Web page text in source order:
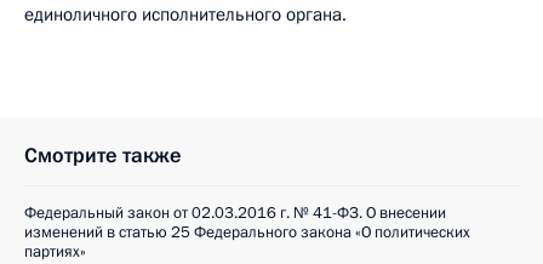
единоличного исполнительного органа.
Смотрите также
Федеральный закон от 02.03.2016 г. № 41-ФЗ. О внесении
изменений в статью 25 Федерального закона «О политических
партиях»